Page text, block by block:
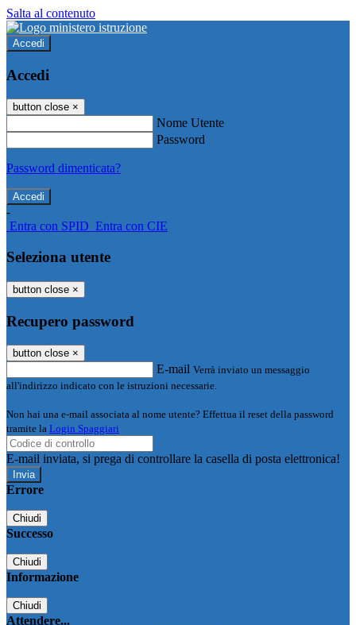
Salta al contenuto
Accedi
Accedi
button close ×
Nome Utente
Password
Password dimenticata?
-
Entra con SPID Entra con CIE
Seleziona utente
button close ×
Recupero password
button close ×
E-mail Verrà inviato un messaggio
all'indirizzo indicato con le istruzioni necessarie.
Non hai una e-mail associata al nome utente? Effettua il reset della password
tramite la Login Spaggiari
E-mail inviata, si prega di controllare la casella di posta elettronica!
Errore
Chiudi
Successo
Chiudi
Informazione
Chiudi
Attendere...